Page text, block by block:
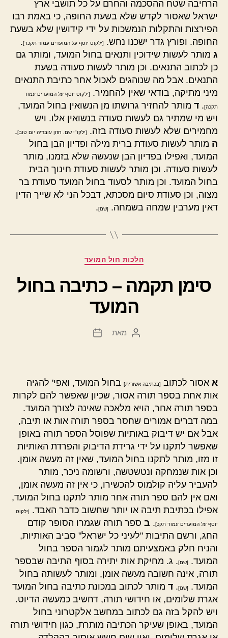
הרחיבה שטח ההסכמה והחרם על כל תושבי ארץ
ישראל שאסור לקדש שלא בשעת החופה, כי באמת רבו
הפירצות והתקלות הנמשכות על ידי קידושין שלא בשעת
החופה. ופורץ גדר ישכנו נחש.
[ילקוט יוסף על המועדים עמוד תקכד].
ג מותר לעשות שידוכין ותנאים בחול המועד, ומותר גם
כן לכתוב התנאים. וכן מותר לעשות סעודה בשעת
התנאים. אבל מה שנוהגים לאכול אחר כתיבת התנאים
מיני מתיקה, בודאי שאין להחמיר.
[ילקוט יוסף על המועדים עמוד
תקכה]. ד מותר להחזיר גרושתו מן הנשואין בחול המועד,
ויש מי שמתיר גם לעשות סעודה בנשואין אלו. ויש
מחמירים שלא לעשות סעודה בזה.
[ילקו"י שם. חזון עובדיה יום טוב].
ה מותר לעשות סעודת ברית מילה ופדיון הבן בחול
המועד, ואפילו בפדיון הבן שנעשה שלא בזמנו, מותר
לעשות סעודה. וכן מותר לעשות סעודת חינוך הבית
בחול המועד. וכן מותר לסעוד בחול המועד סעודת בר
מצוה, וכן סעודת סיום מסכתא, דבכל הני לא שייך הדין
דאין מערבין שמחה בשמחה.
[שם].
קטגוריות
הלכות חול המועד
סימן תקמה – כתיבה בחול
המועד
המחבר
מאת
תאריך
א אסור לכתוב [בכתיבה אשורית] בחול המועד, ואפי' להגיה
אות אחת בספר תורה אסור, שכיון שאפשר להם לקרות
בספר תורה אחר, הויא מלאכה שאינה לצורך המועד.
במה דברים אמורים שחסר בספר תורה אות או תיבה,
אבל אם יש דיבוק באותיות שפוסל הספר תורה באופן
שאפשר לתקנו על ידי גרידת הדיבוק והפרדת האותיות
זו מזו, מותר לתקנו בחול המועד, שאין זה מעשה אומן.
וכן אות שנמחקה ונטשטשה, ורשומה ניכר, מותר
להעביר עליה קולמוס להכשירו, כי אין זה מעשה אומן,
ואם אין להם ספר תורה אחר מותר לתקנו בחול המועד,
אפילו בכתיבת תיבה או יותר שחשוב כדבר האבד.
[ילקוט
יוסף על המועדים עמוד תקכ]. ב ספר תורה שגמרו הסופר קודם
החג, ורשם התיבות "לעיני כל ישראל" סביב האותיות,
והניח חלק באמצעיתם מותר לגמור הספר בחול
המועד.
[שם]. ג. מחיקת אות יתירה בסוף התיבה שבספר
תורה, אינה חשובה מעשה אומן, ומותר לעשותה בחול
המועד.
[שם]. ד מותר לכתוב במכונת כתיבה בחול המועד
אגרת שלומים, או חידושי תורה, דחשיב כמעשה הדיוט.
ויש להקל בזה גם לכתוב במחשב אלקטרוני בחול
המועד, באופן שעיקר הכתיבה מותרת, כגון חידושי תורה